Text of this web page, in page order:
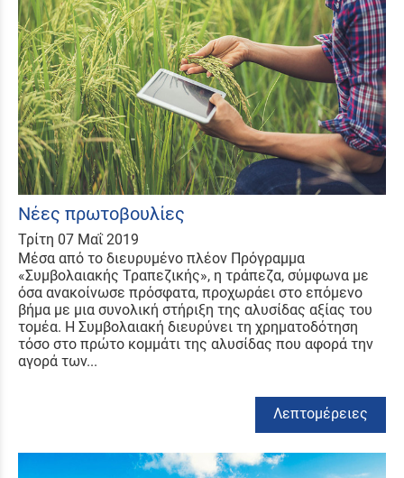
Νέες πρωτοβουλίες
Τρίτη 07 Μαΐ 2019
Μέσα από το διευρυμένο πλέον Πρόγραμμα
«Συμβολαιακής Τραπεζικής», η τράπεζα, σύμφωνα με
όσα ανακοίνωσε πρόσφατα, προχωράει στο επόμενο
βήμα με μια συνολική στήριξη της αλυσίδας αξίας του
τομέα. Η Συμβολαιακή διευρύνει τη χρηματοδότηση
τόσο στο πρώτο κομμάτι της αλυσίδας που αφορά την
αγορά των...
Λεπτομέρειες